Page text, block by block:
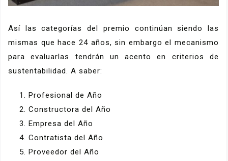
Así las categorías del premio continúan siendo las
mismas que hace 24 años, sin embargo el mecanismo
para evaluarlas tendrán un acento en criterios de
sustentabilidad. A saber:
Profesional de Año
Constructora del Año
Empresa del Año
Contratista del Año
Proveedor del Año